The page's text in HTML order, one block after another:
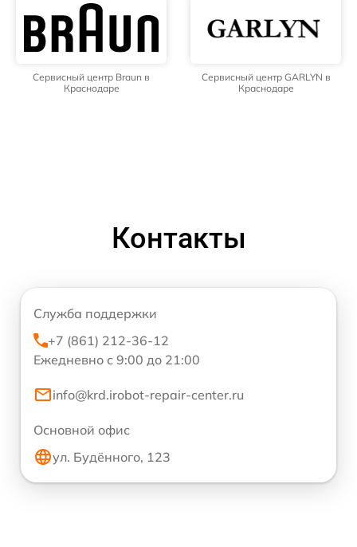
Сервисный центр Braun в
Краснодаре
Сервисный центр GARLYN в
Краснодаре
Контакты
Служба поддержки
+7 (861) 212-36-12
Ежедневно с 9:00 до 21:00
info@krd.irobot-repair-center.ru
Основной офис
ул. Будённого, 123